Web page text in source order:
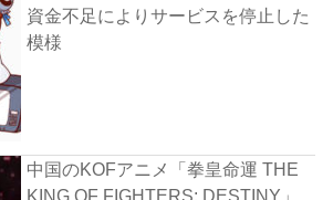
資金不足によりサービスを停止した
模様
中国のKOFアニメ「拳皇命運 THE
KING OF FIGHTERS: DESTINY」